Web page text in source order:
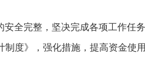
全完整，坚决完成各项工作任
度》，强化措施，提高资金